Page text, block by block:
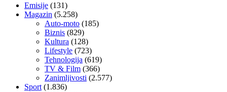
Emisije (131)
Magazin (5.258)
Auto-moto (185)
Biznis (829)
Kultura (128)
Lifestyle (723)
Tehnologija (619)
TV & Film (366)
Zanimljivosti (2.577)
Sport (1.836)